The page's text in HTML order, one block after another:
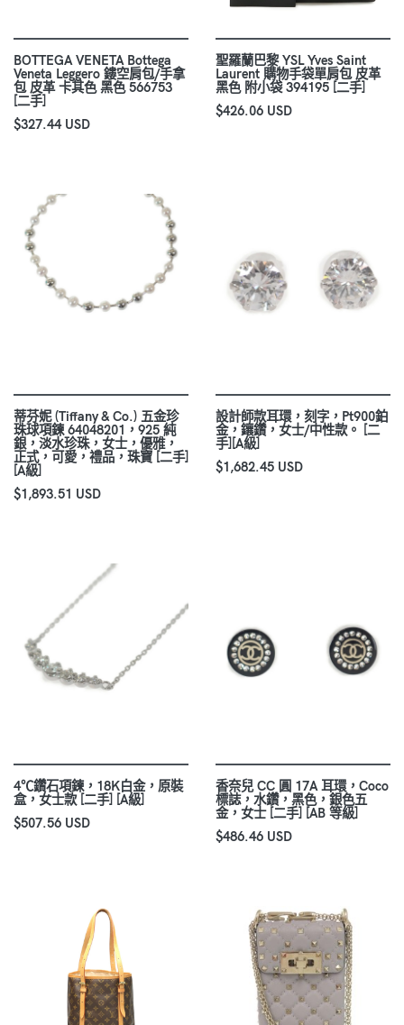
BOTTEGA VENETA Bottega
Veneta Leggero 鏤空肩包/手拿
包 皮革 卡其色 黑色 566753
[二手]
$327.44 USD
聖羅蘭巴黎 YSL Yves Saint
Laurent 購物手袋單肩包 皮革
黑色 附小袋 394195 [二手]
$426.06 USD
蒂芬妮 (Tiffany & Co.) 五金珍
珠球項鍊 64048201，925 純
銀，淡水珍珠，女士，優雅，
正式，可愛，禮品，珠寶 [二手]
[A級]
$1,893.51 USD
設計師款耳環，刻字，Pt900鉑
金，鑲鑽，女士/中性款。 [二
手][A級]
$1,682.45 USD
4℃鑽石項鍊，18K白金，原裝
盒，女士款 [二手] [A級]
$507.56 USD
香奈兒 CC 圓 17A 耳環，Coco
標誌，水鑽，黑色，銀色五
金，女士 [二手] [AB 等級]
$486.46 USD